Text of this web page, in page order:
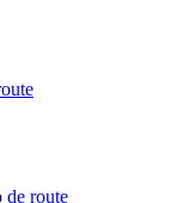
de route